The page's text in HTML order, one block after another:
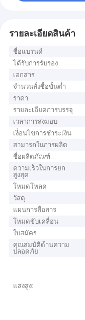
รายละเอียดสินค้า
ชื่อแบรนด์
ได้รับการรับรอง
เอกสาร
จำนวนสั่งซื้อขั้นต่ำ
ราคา
รายละเอียดการบรรจุ
เวลาการส่งมอบ
เงื่อนไขการชำระเงิน
สามารถในการผลิต
ชื่อผลิตภัณฑ์
ความเร็วในการยก
สูงสุด
โหมดโหลด
วัสดุ
แผนการสื่อสาร
โหมดขับเคลื่อน
ใบสมัคร
คุณสมบัติด้านความ
ปลอดภัย
แสงสูง: